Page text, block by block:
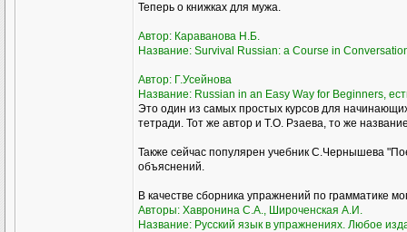
Теперь о книжках для мужа.
Автор: Караванова Н.Б.
Название: Survival Russian: а Course in
Автор: Г.Усейнова
Название: Russian in an Easy Way for Beginners,
Это один из самых простых курсов для
тетради. Тот же автор и Т.О. Рзаева, то же
Также сейчас популярен учебник С.Чернышева
объяснений.
В качестве сборника упражнений по грамматике
Авторы: Хавронина С.А., Широченская А.И.
Название: Русский язык в упражнениях. Любое